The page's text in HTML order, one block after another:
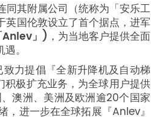
同其附属公司（统称为「安乐工
国伦敦设立了首个据点，进军
」) ，为当地客户提供全面
。
力提倡『全新升降机及自动梯
极扩充业务，为全球用户提供
澳洲、美洲及欧洲逾20个国家
进一步在全球拓展『Anlev』